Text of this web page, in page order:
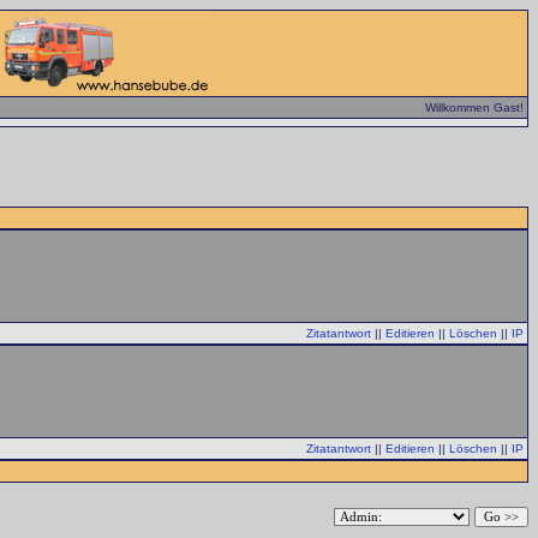
Willkommen Gast!
Zitatantwort || Editieren || Löschen || IP
Zitatantwort || Editieren || Löschen || IP